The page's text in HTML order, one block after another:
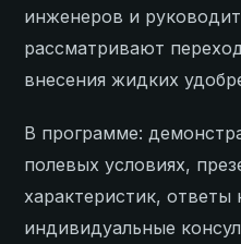
инженеров и
рассматривают
внесения жидких
В программе:
полевых условиях,
характеристик, ответы
индивидуальные